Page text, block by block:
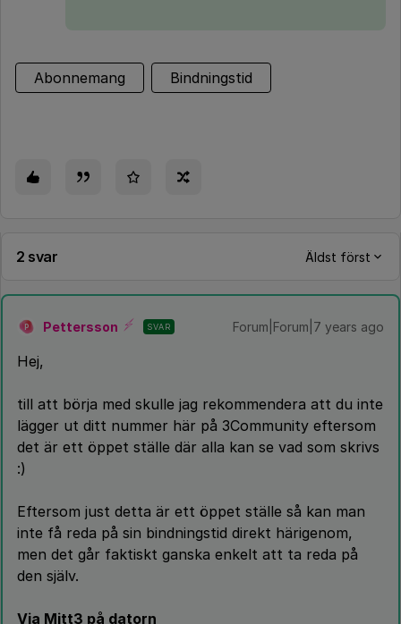
Abonnemang Bindningstid
2 svar Äldst först
P Pettersson SVAR Forum|Forum|7 years ago
Hej,
till att börja med skulle jag rekommendera att du inte
lägger ut ditt nummer här på 3Community eftersom
det är ett öppet ställe där alla kan se vad som skrivs
:)
Eftersom just detta är ett öppet ställe så kan man
inte få reda på sin bindningstid direkt härigenom,
men det går faktiskt ganska enkelt att ta reda på
den själv.
Via Mitt3 på datorn